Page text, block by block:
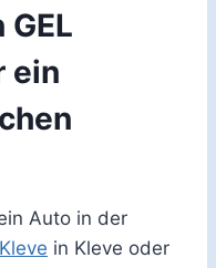
ein
Auto in der
in Kleve oder